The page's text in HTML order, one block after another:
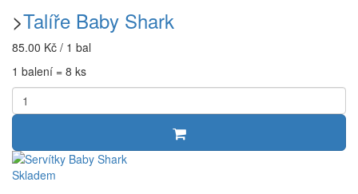
>Talíře Baby Shark
85.00 Kč / 1 bal
1 balení = 8 ks
Skladem